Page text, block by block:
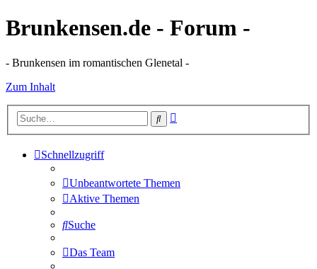
Brunkensen.de - Forum -
- Brunkensen im romantischen Glenetal -
Zum Inhalt
Suche
Schnellzugriff
Unbeantwortete Themen
Aktive Themen
Suche
Das Team